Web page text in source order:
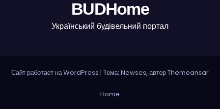
BUDHome
Український будівельний портал
Сайт работает на WordPress | Тема: Newses, авторThemeansar
Home